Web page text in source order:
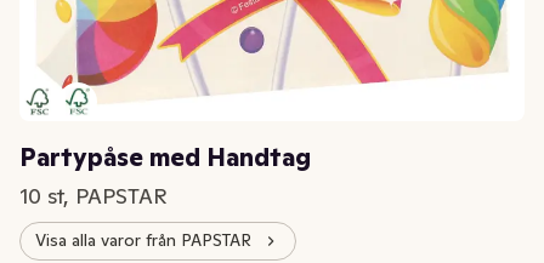
Partypåse med Handtag
10 st, PAPSTAR
Visa alla varor från PAPSTAR